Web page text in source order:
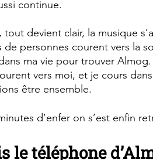
continue.
tout devient clair, la musique
de personnes courent vers la
ma vie pour trouver Almog.
vers moi, et je cours
être ensemble.
d’enfer on s’est enfin
le téléphone